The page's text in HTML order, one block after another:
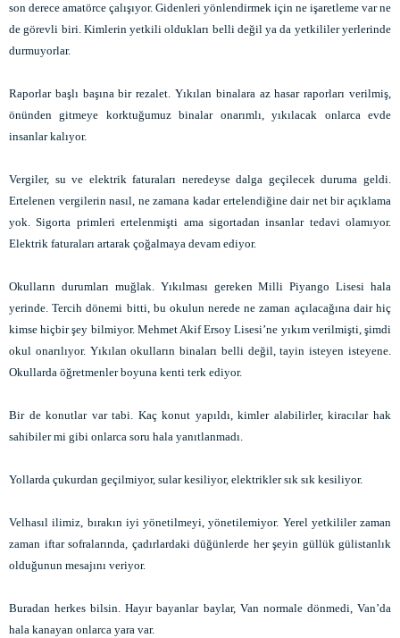
son derece amatörce çalışıyor. Gidenleri yönlendirmek için ne işaretleme var ne
de görevli biri. Kimlerin yetkili oldukları belli değil ya da yetkililer yerlerinde
durmuyorlar.
Raporlar başlı başına bir rezalet. Yıkılan binalara az hasar raporları verilmiş,
önünden gitmeye korktuğumuz binalar onarımlı, yıkılacak onlarca evde
insanlar kalıyor.
Vergiler, su ve elektrik faturaları neredeyse dalga geçilecek duruma geldi.
Ertelenen vergilerin nasıl, ne zamana kadar ertelendiğine dair net bir açıklama
yok. Sigorta primleri ertelenmişti ama sigortadan insanlar tedavi olamıyor.
Elektrik faturaları artarak çoğalmaya devam ediyor.
Okulların durumları muğlak. Yıkılması gereken Milli Piyango Lisesi hala
yerinde. Tercih dönemi bitti, bu okulun nerede ne zaman açılacağına dair hiç
kimse hiçbir şey bilmiyor. Mehmet Akif Ersoy Lisesi’ne yıkım verilmişti, şimdi
okul onarılıyor. Yıkılan okulların binaları belli değil, tayin isteyen isteyene.
Okullarda öğretmenler boyuna kenti terk ediyor.
Bir de konutlar var tabi. Kaç konut yapıldı, kimler alabilirler, kiracılar hak
sahibiler mi gibi onlarca soru hala yanıtlanmadı.
Yollarda çukurdan geçilmiyor, sular kesiliyor, elektrikler sık sık kesiliyor.
Velhasıl ilimiz, bırakın iyi yönetilmeyi, yönetilemiyor. Yerel yetkililer zaman
zaman iftar sofralarında, çadırlardaki düğünlerde her şeyin güllük gülistanlık
olduğunun mesajını veriyor.
Buradan herkes bilsin. Hayır bayanlar baylar, Van normale dönmedi, Van’da
hala kanayan onlarca yara var.